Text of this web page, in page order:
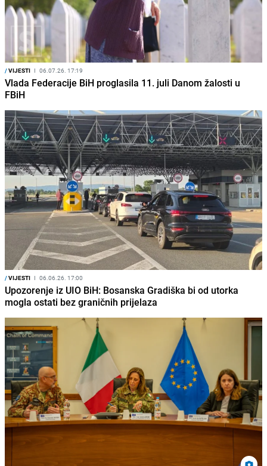
/VIJESTI I 06.07.26. 17:19
Vlada Federacije BiH proglasila 11. juli Danom žalosti u
FBiH
/VIJESTI I 06.06.26. 17:00
Upozorenje iz UIO BiH: Bosanska Gradiška bi od utorka
mogla ostati bez graničnih prijelaza